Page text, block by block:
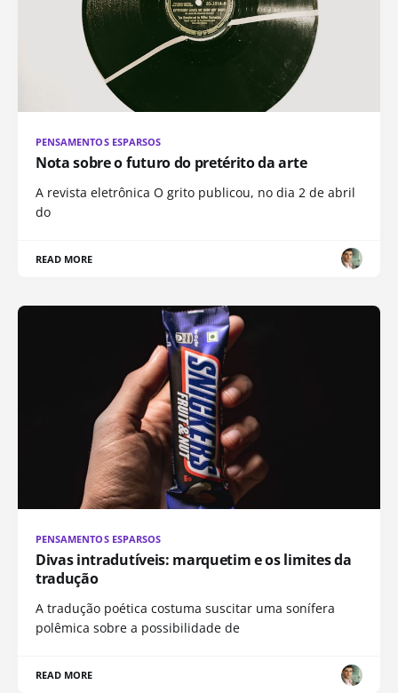
PENSAMENTOS ESPARSOS
Nota sobre o futuro do pretérito da arte
A revista eletrônica O grito publicou, no dia 2 de abril
do
READ MORE
PENSAMENTOS ESPARSOS
Divas intradutíveis: marquetim e os limites da
tradução
A tradução poética costuma suscitar uma sonífera
polêmica sobre a possibilidade de
READ MORE